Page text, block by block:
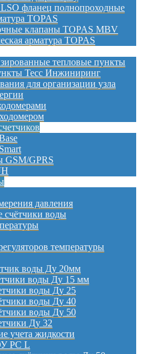
фланец полнопроходные
TOPAS
клапаны TOPAS MBV
арматура TOPAS
тепловые пункты
Тесс Инжиниринг
для организации узла
GSM/GPRS
давления
воды
температуры
воды Ду 20мм
воды Ду 15 мм
воды Ду 25
воды Ду 40
воды Ду 50
Ду 32
учета жидкости
РС L